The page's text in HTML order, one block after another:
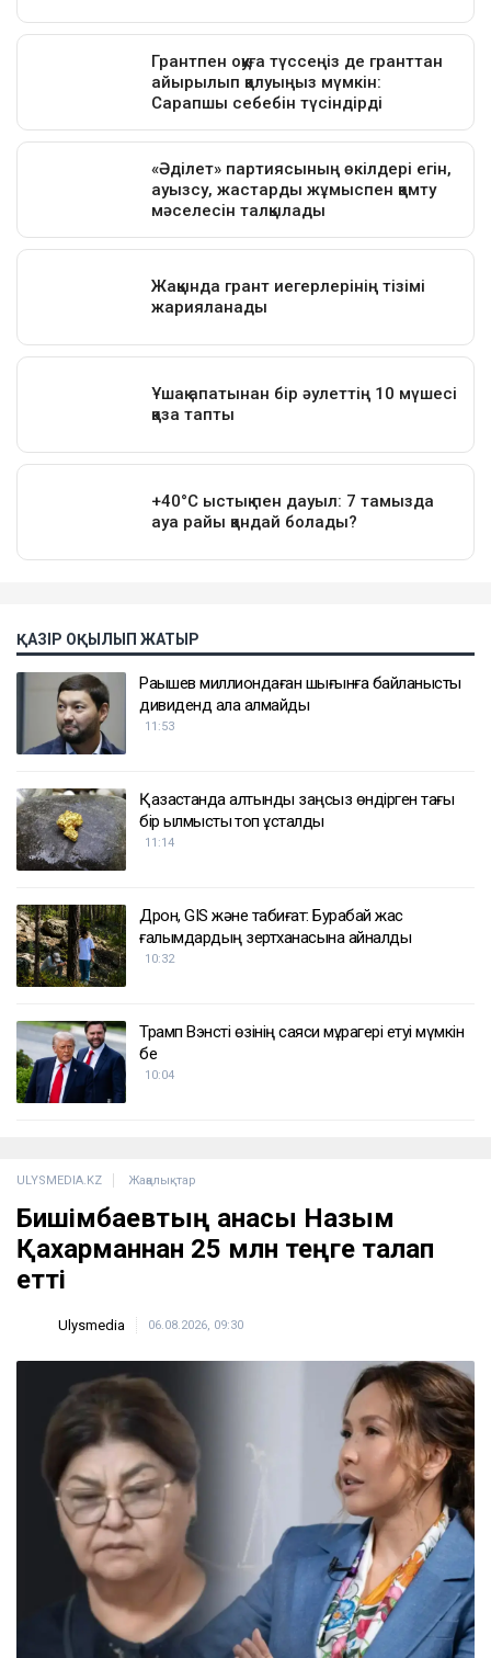
ҚАЗІР ОҚЫЛЫП ЖАТЫР
Рақышев миллиондаған шығынға байланысты
дивиденд ала алмайды
11:53
Қазақстанда алтынды заңсыз өндірген тағы
бір қылмыстық топ ұсталды
11:14
Дрон, GIS және табиғат: Бурабай жас
ғалымдардың зертханасына айналды
10:32
Трамп Вэнсті өзінің саяси мұрагері етуі мүмкін
бе
10:04
ULYSMEDIA.KZ Жаңалықтар
Бишімбаевтың анасы Назым
Қахарманнан 25 млн теңге талап
етті
Ulysmedia 06.08.2026, 09:30